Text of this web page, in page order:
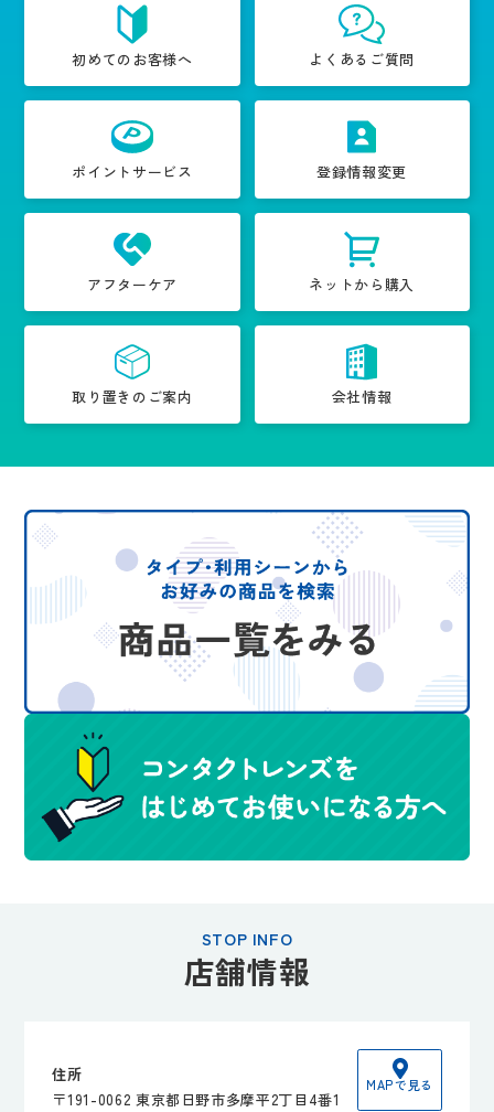
初めてのお客様へ よくあるご質問
ポイントサービス 登録情報変更
アフターケア ネットから購入
取り置きのご案内 会社情報
STOP INFO
店舗情報
住所
〒191-0062 東京都日野市多摩平2丁目4番1
MAPで見る